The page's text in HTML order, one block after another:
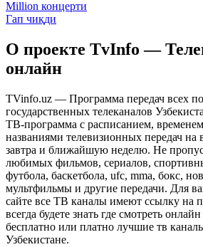
Million концерти
Гап чиқди
О проекте TvInfo —
онлайн
TVinfo.uz — Программа передач всех
государственных телеканалов
ТВ-программа с расписанием,
названиями телевизионных передач на
завтра и ближайшую неделю. Не
любимых фильмов, сериалов,
футбола, баскетбола, ufc, mma, бокс,
мультфильмы и другие передачи. Для
сайте все ТВ каналы имеют ссылку на
всегда будете знать где смотреть
бесплатно или платно лучшие тв
Узбекистане.